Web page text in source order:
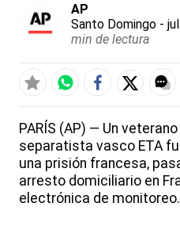
AP
Santo Domingo -
min de lectura
PARÍS (AP) — Un
separatista vasco ETA
una prisión francesa,
arresto domiciliario en
electrónica de monitoreo.